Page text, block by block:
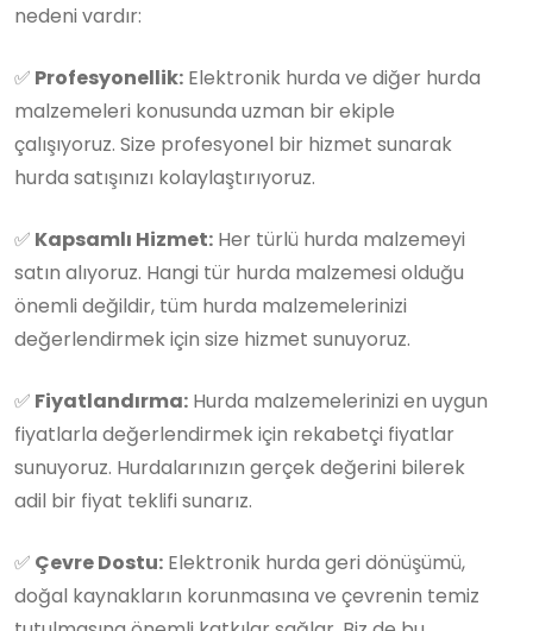
nedeni vardır:
✅ Profesyonellik: Elektronik hurda ve diğer hurda
malzemeleri konusunda uzman bir ekiple
çalışıyoruz. Size profesyonel bir hizmet sunarak
hurda satışınızı kolaylaştırıyoruz.
✅ Kapsamlı Hizmet: Her türlü hurda malzemeyi
satın alıyoruz. Hangi tür hurda malzemesi olduğu
önemli değildir, tüm hurda malzemelerinizi
değerlendirmek için size hizmet sunuyoruz.
✅ Fiyatlandırma: Hurda malzemelerinizi en uygun
fiyatlarla değerlendirmek için rekabetçi fiyatlar
sunuyoruz. Hurdalarınızın gerçek değerini bilerek
adil bir fiyat teklifi sunarız.
✅ Çevre Dostu: Elektronik hurda geri dönüşümü,
doğal kaynakların korunmasına ve çevrenin temiz